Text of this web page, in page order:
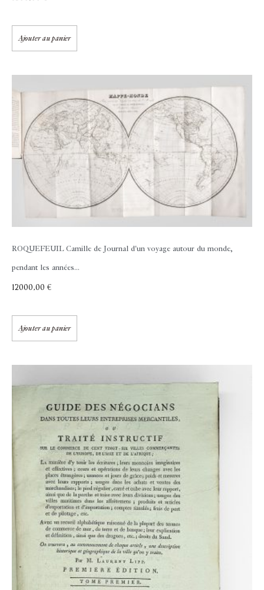
Ajouter au panier
ROQUEFEUIL Camille de Journal d'un voyage autour du monde,
pendant les années...
12000,00 €
Ajouter au panier